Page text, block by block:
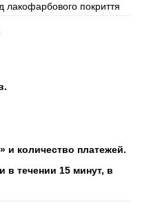
лакофарбового покриття
и количество платежей.
в течении 15 минут, в